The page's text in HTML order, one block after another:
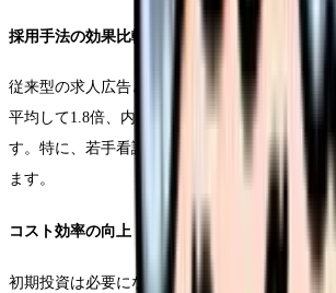
採用手法の効果比較
従来型の求人広告と比較して、動画を活用し
平均して1.8倍、内定承諾率が1.4倍高いという
す。特に、若手看護師の採用において、その
ます。
コスト効率の向上
初期投資は必要になるものの、長期的な視点